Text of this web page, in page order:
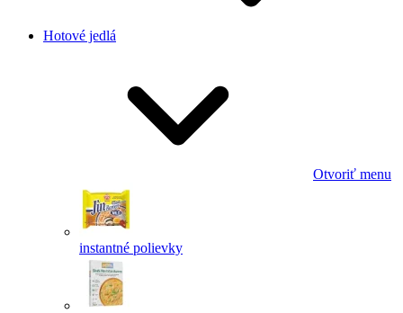
Hotové jedlá
Otvoriť menu
instantné polievky